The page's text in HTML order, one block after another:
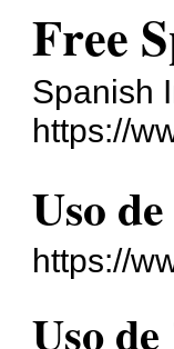
Free
Spanish
https://
Uso
https://
Uso